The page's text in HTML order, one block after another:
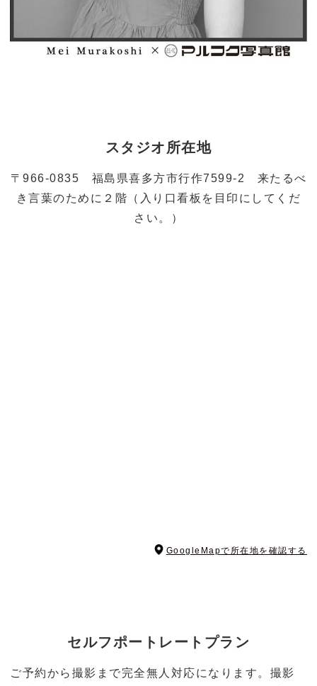
スタジオ所在地
〒966-0835 福島県喜多方市行作7599-2 来たるべ
き言葉のために２階（入り口看板を目印にしてくだ
さい。）
GoogleMapで所在地を確認する
セルフポートレートプラン
ご予約から撮影まで完全無人対応になります。撮影